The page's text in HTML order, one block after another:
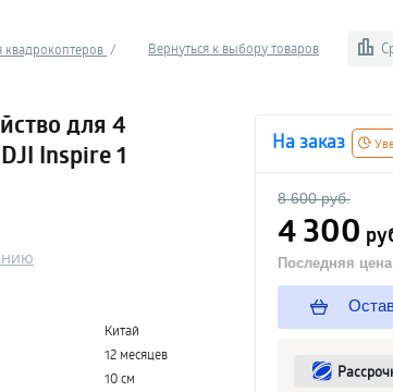
Вернуться к выбору товаров
квадрокоптеров
для 4
Inspire 1
Китай
12 месяцев
10 см
На заказ
8 600 руб.
4 300
Последняя